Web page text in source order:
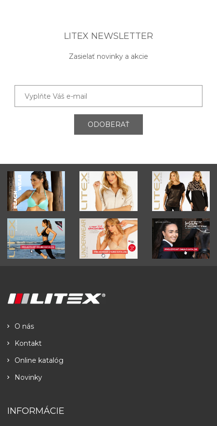
LITEX NEWSLETTER
Zasielať novinky a akcie
ODOBERAŤ
O nás
Kontakt
Online katalóg
Novinky
INFORMÁCIE